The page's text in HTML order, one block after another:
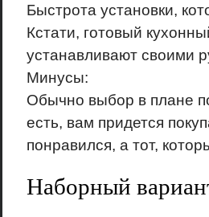
Быстрота установки,
Кстати, готовый
устанавливают своими
Минусы:
Обычно выбор в плане
есть, вам придется
понравился, а тот,
Наборный